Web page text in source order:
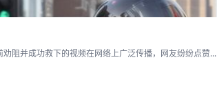
阻并成功救下的视频在网络上广泛传播，网友纷纷点赞...